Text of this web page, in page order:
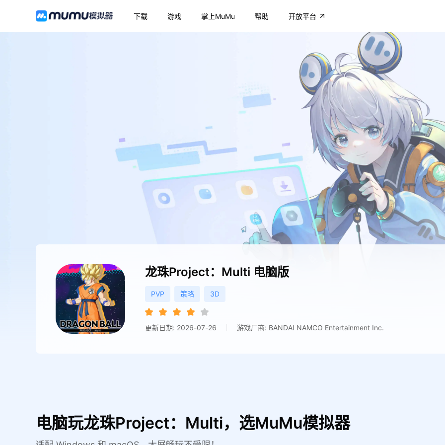
下载 游戏 掌上MuMu 帮助 开放平台
龙珠Project：Multi 电脑版
PVP 策略 3D
更新日期: 2026-07-26 游戏厂商: BANDAI NAMCO Entertainment Inc.
电脑玩龙珠Project：Multi，选MuMu模拟器